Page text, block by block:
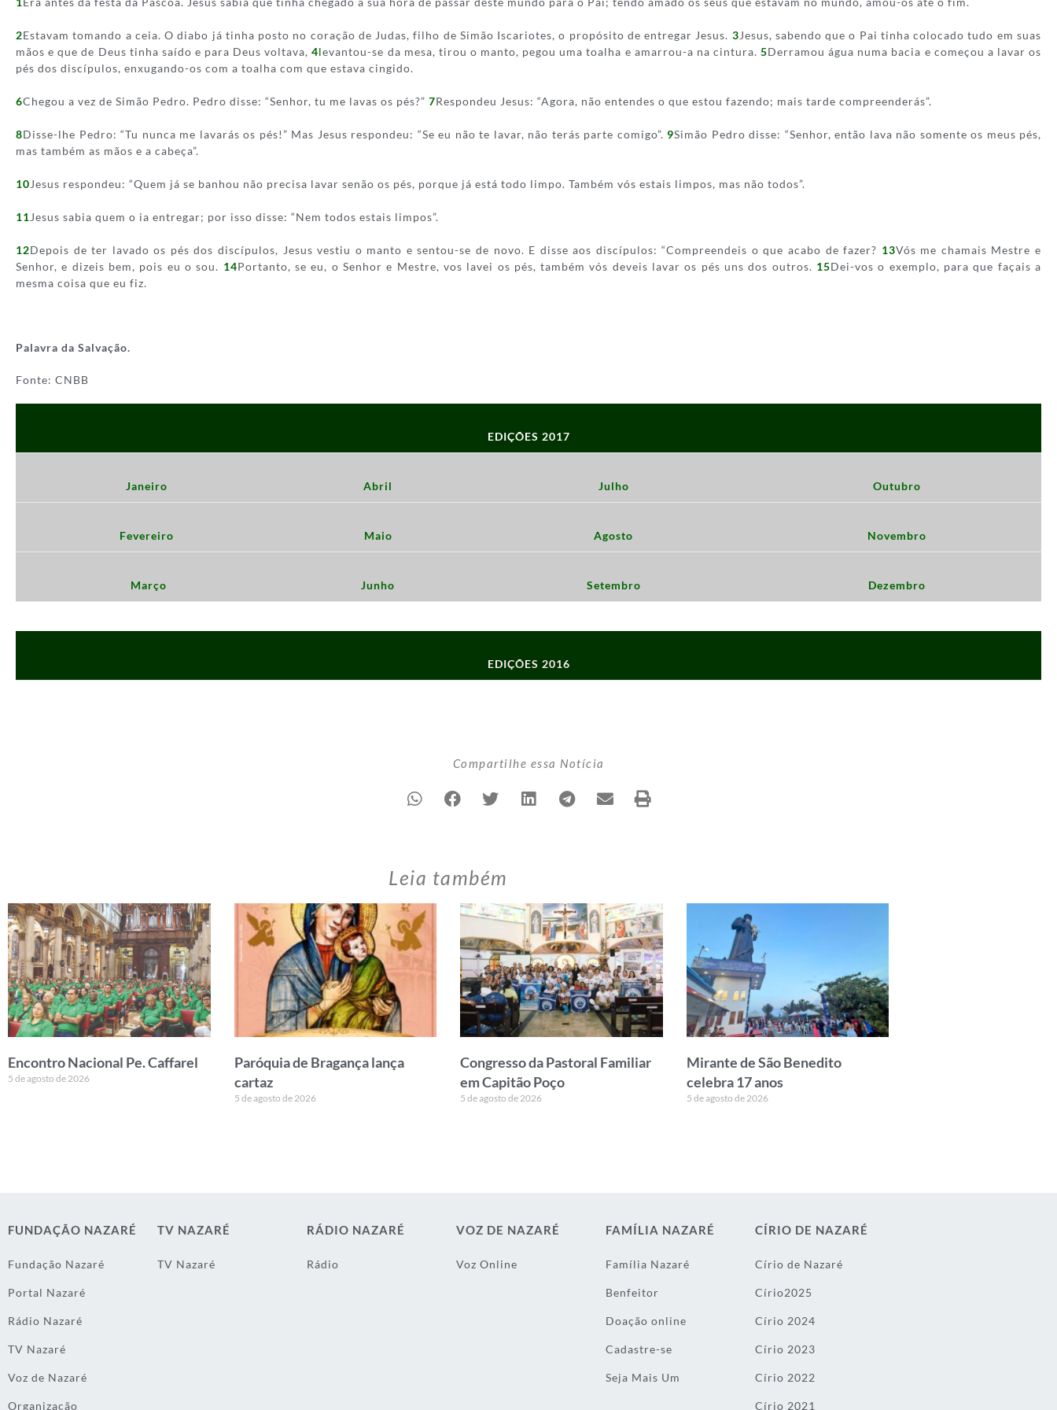
2Estavam tomando a ceia. O diabo já tinha posto no coração de Judas, filho de Simão Iscariotes, o propósito de entregar Jesus. 3Jesus, sabendo que o Pai tinha colocado tudo em suas
mãos e que de Deus tinha saído e para Deus voltava, 4levantou-se da mesa, tirou o manto, pegou uma toalha e amarrou-a na cintura. 5Derramou água numa bacia e começou a lavar os
pés dos discípulos, enxugando-os com a toalha com que estava cingido.
6Chegou a vez de Simão Pedro. Pedro disse: “Senhor, tu me lavas os pés?” 7Respondeu Jesus: “Agora, não entendes o que estou fazendo; mais tarde compreenderás”.
8Disse-lhe Pedro: “Tu nunca me lavarás os pés!” Mas Jesus respondeu: “Se eu não te lavar, não terás parte comigo”. 9Simão Pedro disse: “Senhor, então lava não somente os meus pés,
mas também as mãos e a cabeça”.
10Jesus respondeu: “Quem já se banhou não precisa lavar senão os pés, porque já está todo limpo. Também vós estais limpos, mas não todos”.
11Jesus sabia quem o ia entregar; por isso disse: “Nem todos estais limpos”.
12Depois de ter lavado os pés dos discípulos, Jesus vestiu o manto e sentou-se de novo. E disse aos discípulos: “Compreendeis o que acabo de fazer? 13Vós me chamais Mestre e
Senhor, e dizeis bem, pois eu o sou. 14Portanto, se eu, o Senhor e Mestre, vos lavei os pés, também vós deveis lavar os pés uns dos outros. 15Dei-vos o exemplo, para que façais a
mesma coisa que eu fiz.
Palavra da Salvação.
Fonte: CNBB
EDIÇÕES 2017
Janeiro Abril Julho Outubro
Fevereiro Maio Agosto Novembro
Março Junho Setembro Dezembro
EDIÇÕES 2016
Compartilhe essa Notícia
Leia também
Encontro Nacional Pe. Caffarel
5 de agosto de 2026
Paróquia de Bragança lança
cartaz
5 de agosto de 2026
Congresso da Pastoral Familiar
em Capitão Poço
5 de agosto de 2026
Mirante de São Benedito
celebra 17 anos
5 de agosto de 2026
FUNDAÇÃO NAZARÉ
Fundação Nazaré
Portal Nazaré
Rádio Nazaré
TV Nazaré
Voz de Nazaré
Organização
TV NAZARÉ
TV Nazaré
RÁDIO NAZARÉ
Rádio
VOZ DE NAZARÉ
Voz Online
FAMÍLIA NAZARÉ
Família Nazaré
Benfeitor
Doação online
Cadastre-se
Seja Mais Um
CÍRIO DE NAZARÉ
Círio de Nazaré
Círio2025
Círio 2024
Círio 2023
Círio 2022
Círio 2021